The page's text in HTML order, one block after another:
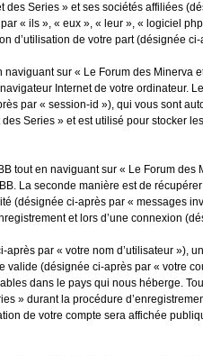
Series » et ses sociétés affiliées
« ils », « eux », « leur », « logiciel
d’utilisation de votre part (désignée
sur « Le Forum des
Internet de votre ordinateur.
par « session-id »), qui vous sont
Series » et est utilisé pour stocker
tout en naviguant sur « Le Forum
La seconde manière est de
(désignée ci-après par « messages
et lors d’une connexion
par « votre nom d’utilisateur »),
(désignée ci-après par « votre
dans le pays qui nous héberge.
» durant la procédure
de votre compte sera affichée